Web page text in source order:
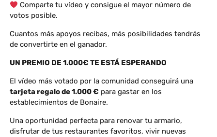
Comparte tu vídeo y consigue el mayor número de
votos posible.
Cuantos más apoyos recibas, más posibilidades tendrás
de convertirte en el ganador.
UN PREMIO DE 1.000€ TE ESTÁ ESPERANDO
El vídeo más votado por la comunidad conseguirá una
tarjeta regalo de 1.000 € para gastar en los
establecimientos de Bonaire.
Una oportunidad perfecta para renovar tu armario,
disfrutar de tus restaurantes favoritos, vivir nuevas